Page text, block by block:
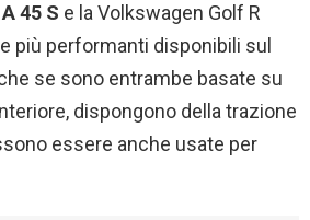
45 S e la Volkswagen Golf R
più performanti disponibili sul
se sono entrambe basate su
dispongono della trazione
essere anche usate per